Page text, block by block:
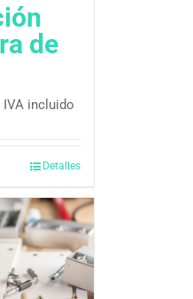
de
IVA incluido
Detalles